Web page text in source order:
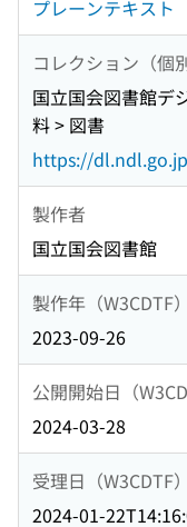
プレーンテキスト
コレクション（個別
国立国会図書館デ
料 > 図書
https://
製作者
国立国会図書館
製作年（W3CDTF）
2023-09-26
公開開始日（
2024-03-28
受理日（W3CDTF）
2024-01-